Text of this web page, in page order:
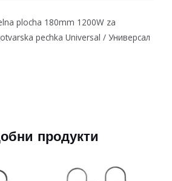
plocha 180mm 1200W za
pechka Universal / Универсал
продукти